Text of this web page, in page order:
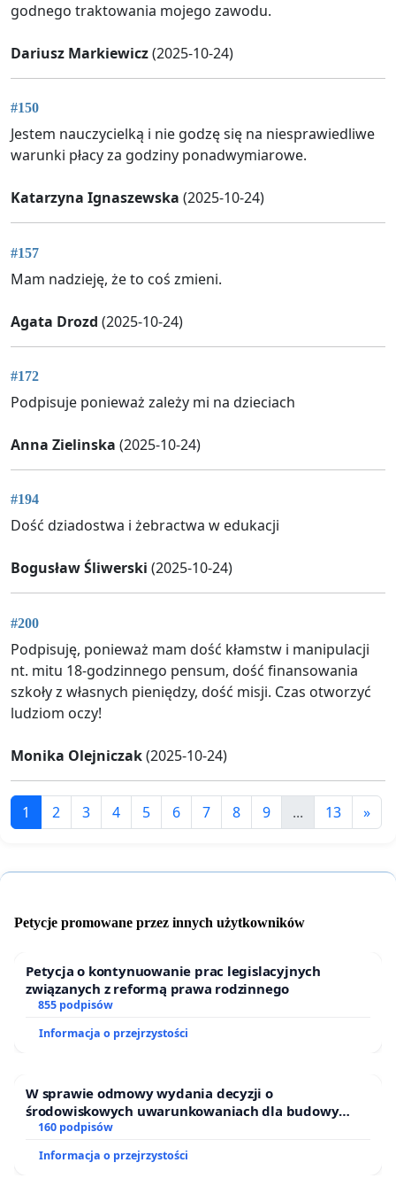
godnego traktowania mojego zawodu.
Dariusz Markiewicz(2025-10-24)
#150
Jestem nauczycielką i nie godzę się na niesprawiedliwe
warunki płacy za godziny ponadwymiarowe.
Katarzyna Ignaszewska (2025-10-24)
#157
Mam nadzieję, że to coś zmieni.
Agata Drozd (2025-10-24)
#172
Podpisuje ponieważ zależy mi na dzieciach
Anna Zielinska (2025-10-24)
#194
Dość dziadostwa i żebractwa w edukacji
Bogusław Śliwerski (2025-10-24)
#200
Podpisuję, ponieważ mam dość kłamstw i manipulacji
nt. mitu 18-godzinnego pensum, dość finansowania
szkoły z własnych pieniędzy, dość misji. Czas otworzyć
ludziom oczy!
Monika Olejniczak(2025-10-24)
1 2 3 4 5 6 7 8 9 ... 13 »
Petycje promowane przez innych użytkowników
Petycja o kontynuowanie prac legislacyjnych
związanych z reformą prawa rodzinnego
855 podpisów
Informacja o przejrzystości
W sprawie odmowy wydania decyzji o
środowiskowych uwarunkowaniach dla budowy
zakładu wytwarzania biometanu „Krynki” w
Ostrowiu Południowym oraz ochrony mieszkańców i
Puszczy Knyszyńskiej
160 podpisów
Informacja o przejrzystości